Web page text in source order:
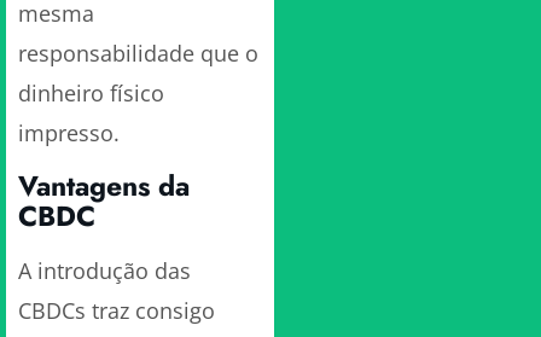
mesma
responsabilidade que o
dinheiro físico
impresso.
Vantagens da
CBDC
A introdução das
CBDCs traz consigo